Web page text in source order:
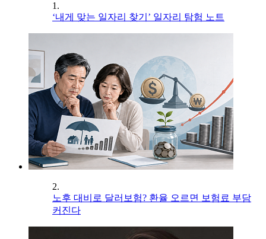
1.
‘내게 맞는 일자리 찾기’ 일자리 탐험 노트
2.
노후 대비로 달러보험? 환율 오르면 보험료 부담
커진다